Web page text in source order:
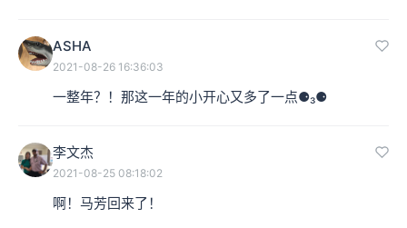
ASHA
2021-08-26 16:36:03
一整年？！那这一年的小开心又多了一点⚈₃⚈
李文杰
2021-08-25 08:18:02
啊！马芳回来了！